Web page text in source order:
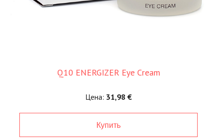
Q10 ENERGIZER Eye Cream
Цена: 31,98 €
Купить